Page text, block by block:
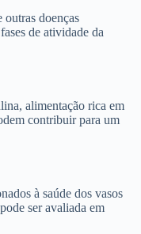
doenças
de atividade da
alimentação rica em
contribuir para um
à saúde dos vasos
ser avaliada em